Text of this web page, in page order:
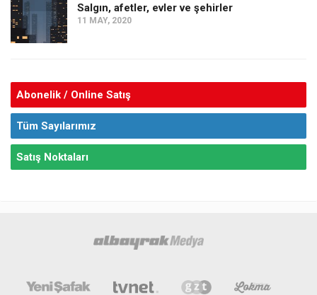
Salgın, afetler, evler ve şehirler
11 MAY, 2020
Abonelik / Online Satış
Tüm Sayılarımız
Satış Noktaları